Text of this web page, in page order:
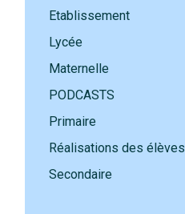
Etablissement
Lycée
Maternelle
PODCASTS
Primaire
Réalisations des élèves
Secondaire